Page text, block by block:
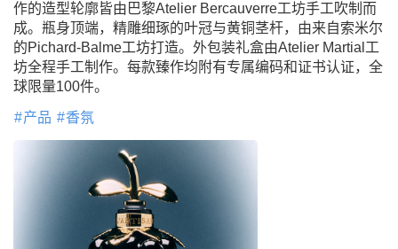
作的造型轮廓皆由巴黎Atelier Bercauverre工坊手工吹制而
成。瓶身顶端，精雕细琢的叶冠与黄铜茎杆，由来自索米尔
的Pichard-Balme工坊打造。外包装礼盒由Atelier Martial工
坊全程手工制作。每款臻作均附有专属编码和证书认证，全
球限量100件。
产品 香氛